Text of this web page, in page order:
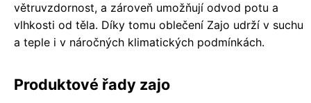
větruvzdornost, a zároveň umožňují odvod potu a
vlhkosti od těla. Díky tomu oblečení Zajo udrží v suchu
a teple i v náročných klimatických podmínkách.
Produktové řady zajo